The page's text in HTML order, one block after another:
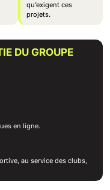
qu’exigent ces
projets.
DU GROUPE
en ligne.
au service des clubs,